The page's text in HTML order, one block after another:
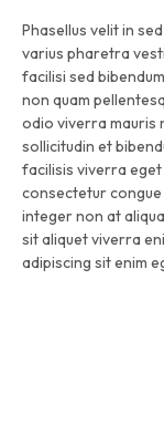
Phasellus velit in
varius pharetra
facilisi sed
non quam
odio viverra mauris
sollicitudin et
facilisis viverra eget
consectetur
integer non at
sit aliquet viverra
adipiscing sit enim